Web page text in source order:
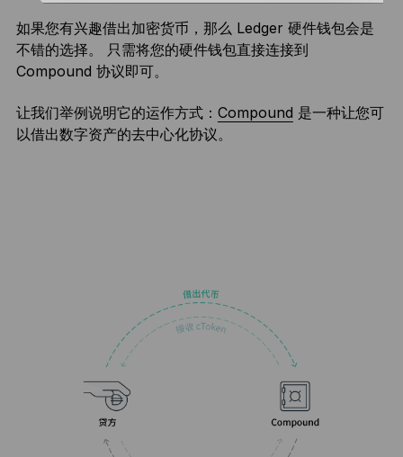
如果您有兴趣借出加密货币，那么 Ledger 硬件钱包会是
不错的选择。 只需将您的硬件钱包直接连接到
Compound 协议即可。
让我们举例说明它的运作方式： Compound 是一种让您可
以借出数字资产的去中心化协议。